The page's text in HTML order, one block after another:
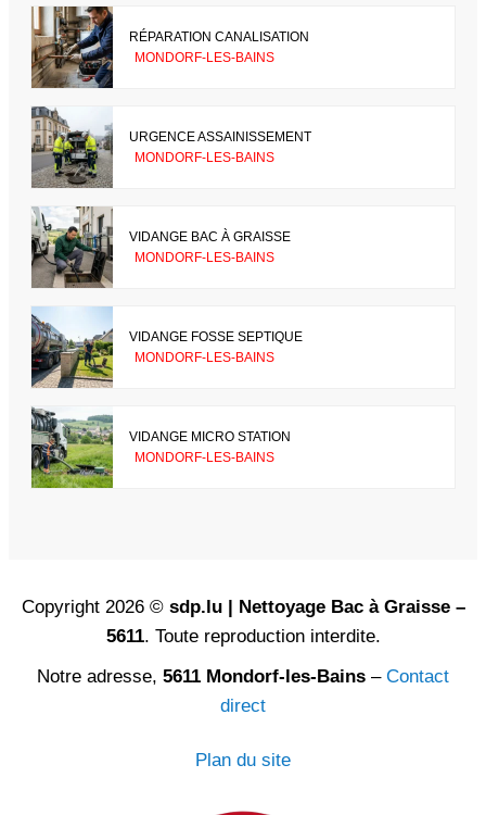
RÉPARATION CANALISATION
MONDORF-LES-BAINS
URGENCE ASSAINISSEMENT
MONDORF-LES-BAINS
VIDANGE BAC À GRAISSE
MONDORF-LES-BAINS
VIDANGE FOSSE SEPTIQUE
MONDORF-LES-BAINS
VIDANGE MICRO STATION
MONDORF-LES-BAINS
Copyright 2026 © sdp.lu | Nettoyage Bac à Graisse –
5611. Toute reproduction interdite.
Notre adresse, 5611 Mondorf-les-Bains – Contact
direct
Plan du site